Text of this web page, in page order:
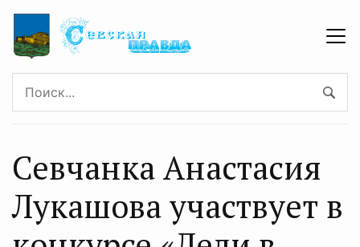
Севчанка Анастасия
Лукашова участвует в